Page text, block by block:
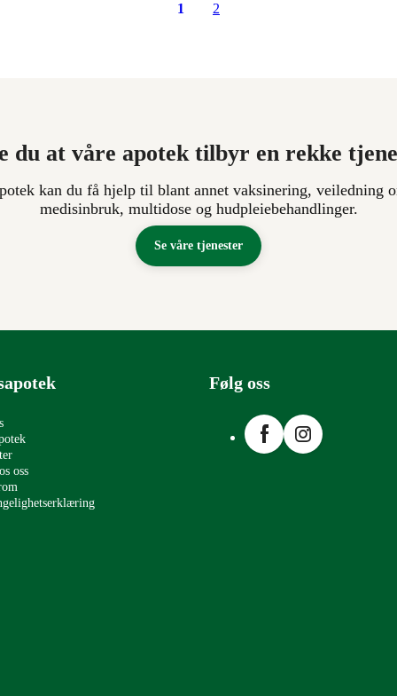
1 2
du at våre apotek tilbyr en rekke
kan du få hjelp til blant annet vaksinering, veiledning
medisinbruk, multidose og hudpleiebehandlinger.
Se våre tjenester
oss
Følg oss
FacebookInstagram